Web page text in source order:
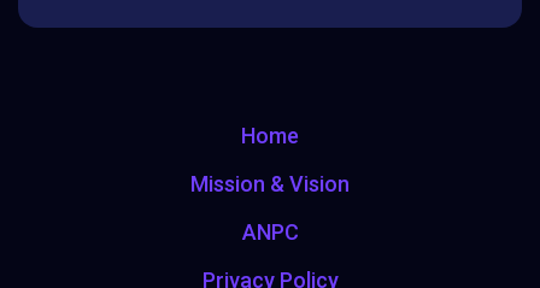
Home
Mission & Vision
ANPC
Privacy Policy